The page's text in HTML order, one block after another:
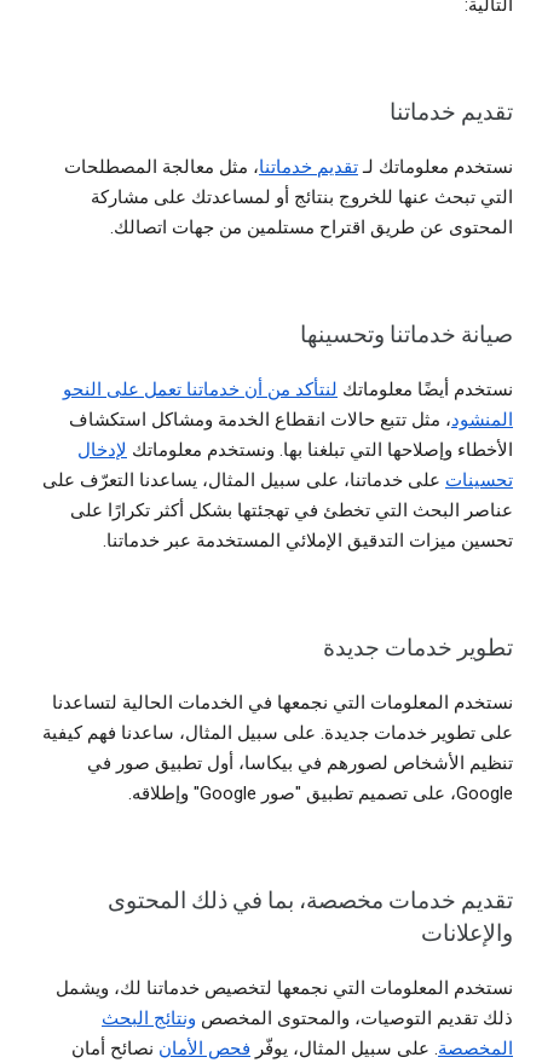
التالية:
تقديم خدماتنا
نستخدم معلوماتك لـتقديم خدماتنا، مثل معالجة المصطلحات
التي تبحث عنها للخروج بنتائج أو لمساعدتك على مشاركة
المحتوى عن طريق اقتراح مستلمين من جهات اتصالك.
صيانة خدماتنا وتحسينها
نستخدم أيضًا معلوماتك لنتأكد من أن خدماتنا تعمل على النحو
المنشود، مثل تتبع حالات انقطاع الخدمة ومشاكل استكشاف
الأخطاء وإصلاحها التي تبلغنا بها. ونستخدم معلوماتك لإدخال
تحسينات على خدماتنا، على سبيل المثال، يساعدنا التعرّف على
عناصر البحث التي تخطئ في تهجئتها بشكل أكثر تكرارًا على
تحسين ميزات التدقيق الإملائي المستخدمة عبر خدماتنا.
تطوير خدمات جديدة
نستخدم المعلومات التي نجمعها في الخدمات الحالية لتساعدنا
على تطوير خدمات جديدة. على سبيل المثال، ساعدنا فهم كيفية
تنظيم الأشخاص لصورهم في بيكاسا، أول تطبيق صور في
Google، على تصميم تطبيق "صور Google" وإطلاقه.
تقديم خدمات مخصصة، بما في ذلك المحتوى
والإعلانات
نستخدم المعلومات التي نجمعها لتخصيص خدماتنا لك، ويشمل
ذلك تقديم التوصيات، والمحتوى المخصص ونتائج البحث
المخصصة. على سبيل المثال، يوفّر فحص الأمان نصائح أمان